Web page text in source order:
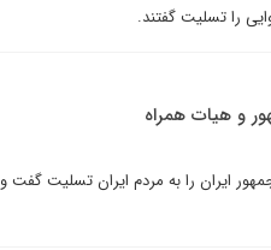
را تسلیت گفتند.
و هیات همراه
ایران را به مردم ایران تسلیت گفت و